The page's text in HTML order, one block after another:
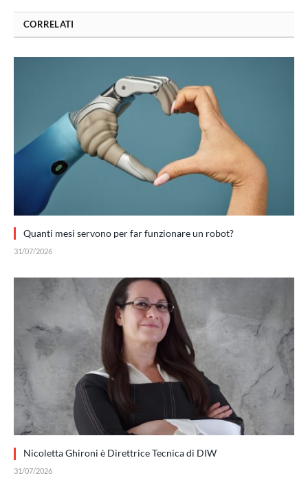
CORRELATI
Quanti mesi servono per far funzionare un robot?
31/07/2026
Nicoletta Ghironi è Direttrice Tecnica di DIW
31/07/2026